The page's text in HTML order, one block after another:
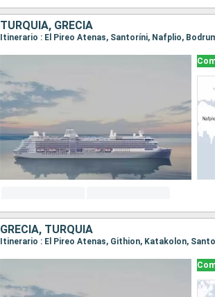
TURQUÍA, GRECIA
GRECIA, TURQUÍA
Itinerario : El Pireo Atenas, Githion, Katakolon,